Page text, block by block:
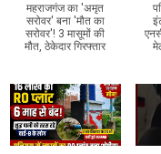
महराजगंज का 'अमृत
सरोवर' बना 'मौत का
सरोवर'! 3 मासूमों की
मौत, ठेकेदार गिरफ्तार